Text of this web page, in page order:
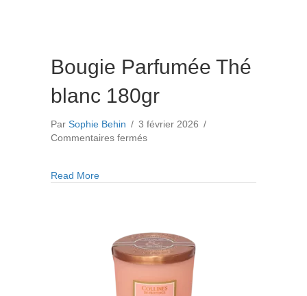
Bougie Parfumée Thé
blanc 180gr
Par Sophie Behin / 3 février 2026 /
Commentaires ferméssur
Read Moreabout Bougie Parfumée Thé blanc 180gr